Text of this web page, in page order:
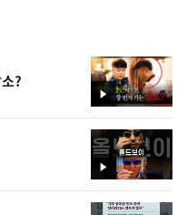
영
상
?
영
상